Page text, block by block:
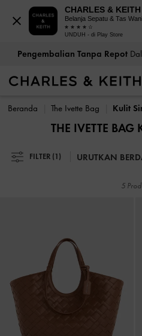
Pengembalian Tanpa Repot
Pengembalian Tanpa Repot
Beranda
The Ivette Bag Kulit
THE IVETTE BAG
FILTER (1) URUTKAN
5
CHARLES & KEITH
Belanja Sepatu & Tas
UNDUH - di Play Store